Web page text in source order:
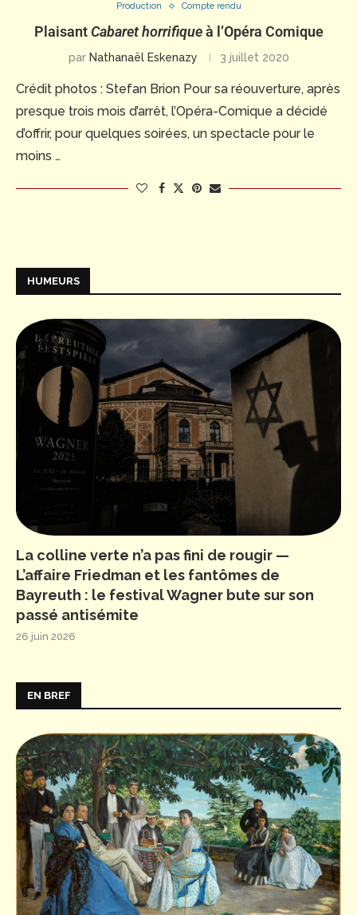
Production Compte rendu
PlaisantCabaret horrifiqueà l’Opéra Comique
par Nathanaël Eskenazy 3 juillet 2020
Crédit photos : Stefan Brion Pour sa réouverture, après
presque trois mois d’arrêt, l’Opéra-Comique a décidé
d’offrir, pour quelques soirées, un spectacle pour le
moins …
HUMEURS
La colline verte n’a pas fini de rougir —
L’affaire Friedman et les fantômes de
Bayreuth : le festival Wagner bute sur son
passé antisémite
26 juin 2026
EN BREF